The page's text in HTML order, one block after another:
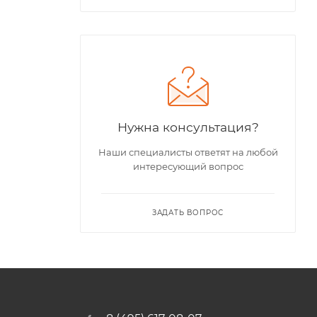
Нужна консультация?
Наши специалисты ответят на любой
интересующий вопрос
ЗАДАТЬ ВОПРОС